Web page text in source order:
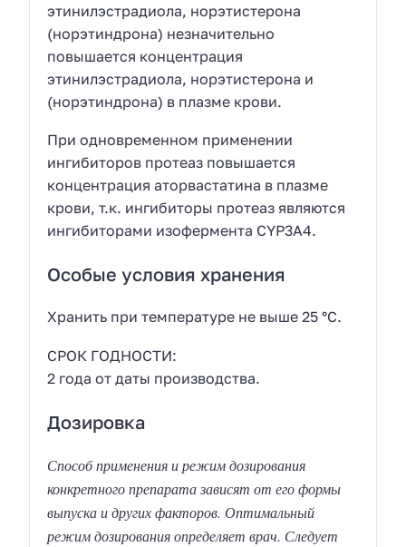
этинилэстрадиола, норэтистерона
(норэтиндрона) незначительно
повышается концентрация
этинилэстрадиола, норэтистерона и
(норэтиндрона) в плазме крови.
При одновременном применении
ингибиторов протеаз повышается
концентрация аторвастатина в плазме
крови, т.к. ингибиторы протеаз являются
ингибиторами изофермента CYP3А4.
Особые условия хранения
Хранить при температуре не выше 25 °C.
СРОК ГОДНОСТИ:
2 года от даты производства.
Дозировка
Способ применения и режим дозирования
конкретного препарата зависят от его формы
выпуска и других факторов. Оптимальный
режим дозирования определяет врач. Следует